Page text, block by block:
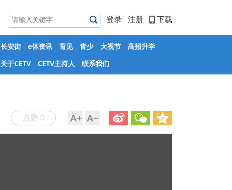
登录 注册 下载
长安街 e体资讯 育见 青少 大视节
高招升学
关于CETV CETV主持人 联系我们
点赞 0